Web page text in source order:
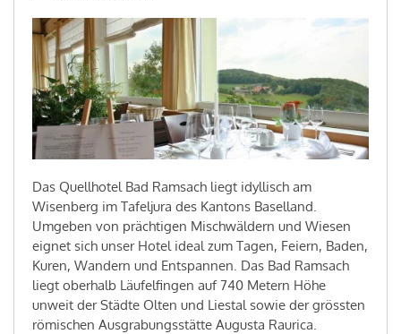
Das Quellhotel Bad Ramsach liegt idyllisch am
Wisenberg im Tafeljura des Kantons Baselland.
Umgeben von prächtigen Mischwäldern und Wiesen
eignet sich unser Hotel ideal zum Tagen, Feiern, Baden,
Kuren, Wandern und Entspannen. Das Bad Ramsach
liegt oberhalb Läufelfingen auf 740 Metern Höhe
unweit der Städte Olten und Liestal sowie der grössten
römischen Ausgrabungsstätte Augusta Raurica.